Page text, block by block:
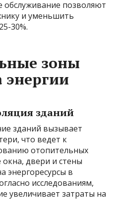
обслуживание позволяют
и уменьшить
30%.
зоны
энергии
зданий
зданий вызывает
что ведет к
отопительных
двери и стены
энергоресурсы в
исследованиям,
увеличивает затраты на